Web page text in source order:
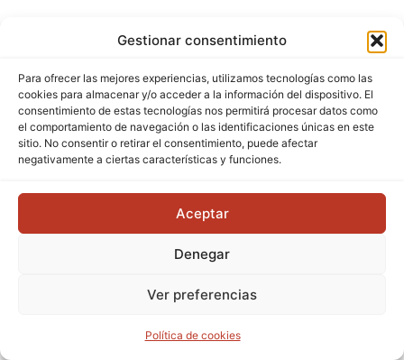
Gestionar consentimiento
Para ofrecer las mejores experiencias, utilizamos tecnologías como las
cookies para almacenar y/o acceder a la información del dispositivo. El
consentimiento de estas tecnologías nos permitirá procesar datos como
el comportamiento de navegación o las identificaciones únicas en este
sitio. No consentir o retirar el consentimiento, puede afectar
negativamente a ciertas características y funciones.
Aceptar
Denegar
Ver preferencias
Política de cookies